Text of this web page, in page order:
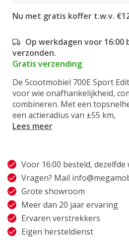
Nu met gratis koffer t.w.v.
Op werkdagen voor 16:00
verzonden.
Gratis verzending
De Scootmobiel 700E Sport
voor wie onafhankelijkheid,
combineren. Met een
een actieradius van ±55 km,
Lees meer
Voor 16:00 besteld,
Vragen? Mail
Grote showroom
Meer dan 20 jaar ervaring
Ervaren verstrekkers
Eigen hersteldienst